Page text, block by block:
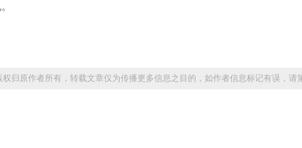
归原作者所有，转载文章仅为传播更多信息之目的，如作者信息标记有误，请